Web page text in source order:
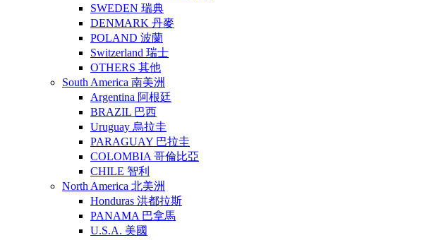
SWEDEN 瑞典
DENMARK 丹麥
POLAND 波蘭
Switzerland 瑞士
OTHERS 其他
South America 南美洲
Argentina 阿根廷
BRAZIL 巴西
Uruguay 烏拉圭
PARAGUAY 巴拉圭
COLOMBIA 哥倫比亞
CHILE 智利
North America 北美洲
Honduras 洪都拉斯
PANAMA 巴拿馬
U.S.A. 美國